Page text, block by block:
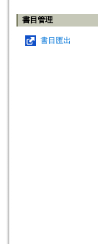
書目管理
書目匯出